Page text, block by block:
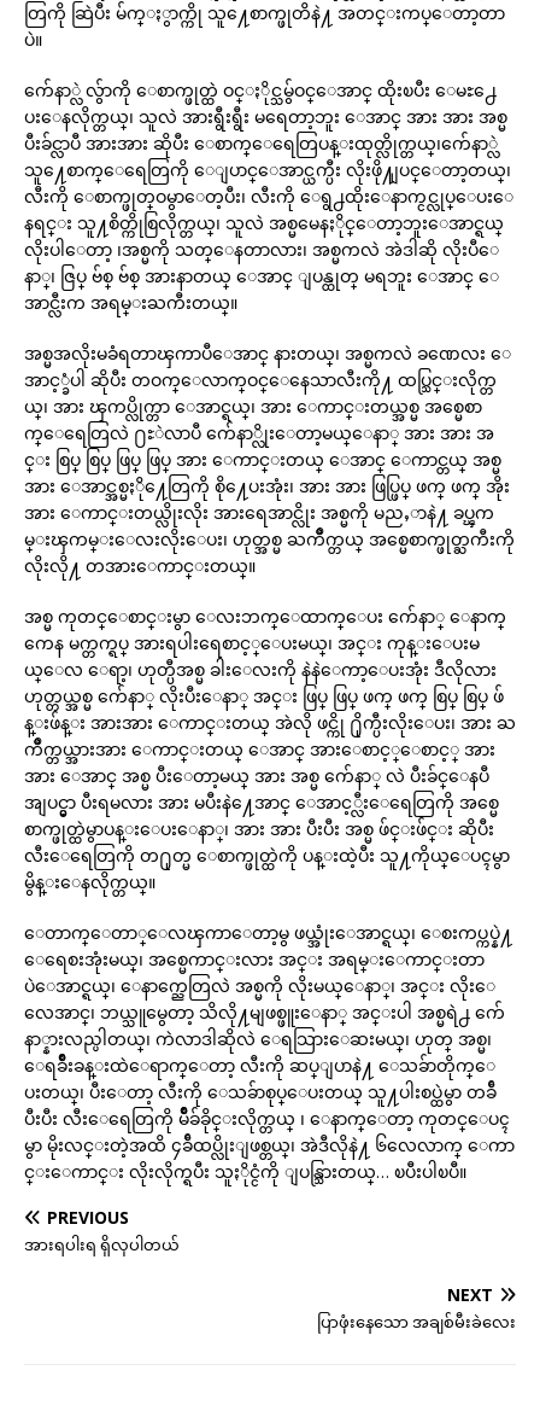
တြကို ဆြဲပီး မ်က္ႏွာက္ကို သူ႔ေစာက္ဖုတိနဲ႔ အတင္းကပ္ေတာ့တာ
ပဲ။
က်ေနာ္လဲ လွ်ာကို ေစာက္ဖုတ္ထဲ ဝင္ႏိုင္သမွ်ဝင္ေအာင္ ထိုးၿပီး ေမႊ႕ေ
ပးေနလိုက္တယ္၊ သူလဲ အားရွီးရွီး မရေတာ့ဘူး ေအာင္ အား အား အစ္မ
ပီးခ်င္လာပီ အားအား ဆိုပီး ေစာက္ေရေတြပန္းထုတ္လိုက္တယ္၊က်ေနာ္လဲ
သူ႔ေစာက္ေရေတြကို ေျပာင္ေအာင္ယက္ပီး လိုးဖို႔ျပင္ေတာ့တယ္၊
လီးကို ေစာက္ဖုတ္ဝမွာေတ့ပီး၊ လီးကို ေရွ႕ထိုးေနာက္ငင္လုပ္ေပးေ
နရင္း သူ႔စိတ္ကိုစြလိုက္တယ္၊ သူလဲ အစ္မမေနႏိုင္ေတာ့ဘူးေအာင္ရယ္
လိုးပါေတာ့ ၊အစ္မကို သတ္ေနတာလား၊ အစ္မကလဲ အဲဒါဆို လိုးပီေ
နာ္၊ ဇြပ္ ဗ်စ္ ဗ်စ္ အားနာတယ္ ေအာင္ ျပန္ထုတ္ မရဘူး ေအာင္ ေ
အာင္လီးက အရမ္းႀကီးတယ္။
အစ္မအလိုးမခံရတာၾကာပီေအာင္ နားတယ္၊ အစ္မကလဲ ခဏေလး ေ
အာင့္ခံပါ ဆိုပီး တဝက္ေလာက္ဝင္ေနေသာလီးကို႔ ထပ္သြင္းလိုက္တ
ယ္၊ အား ၾကပ္လိုက္တာ ေအာင္ရယ္၊ အား ေကာင္းတယ္အစ္မ အစ္မေစာ
က္ေရေတြလဲ ႐ႊဲလာပီ က်ေနာ္လိုးေတာ့မယ္ေနာ္ အား အား အ
င္း စြပ္ စြပ္ ဖြပ္ ဖြပ္ အား ေကာင္းတယ္ ေအာင္ ေကာင္တယ္ အစ္မ
အား ေအာင္အစ္မႏို႔ေတြကို စို႔ေပးအုံး၊ အား အား ဖြပ္ဖြပ္ ဖက္ ဖက္ အိုး
အား ေကာင္းတယ္လိုးလိုး အားရေအာင္လိုး အစ္မကို မညႇာနဲ႔ ခပ္ၾက
မ္းၾကမ္းေလးလိုးေပး၊ ဟုတ္အစ္မ ႀကိဳက္တယ္ အစ္မေစာက္ဖုတ္ႀကီးကို
လိုးလို႔ တအားေကာင္းတယ္။
အစ္မ ကုတင္ေစာင္းမွာ ေလးဘက္ေထာက္ေပး က်ေနာ္ ေနာက္
ကေန မက္တက္ရပ္ အားရပါးရေစာင့္ေပးမယ္၊ အင္း ကုန္းေပးမ
ယ္ေလ ေရာ့၊ ဟုတ္ပီအစ္မ ခါးေလးကို နဲနဲေကာ့ေပးအုံး ဒီလိုလား
ဟုတ္တယ္အစ္မ က်ေနာ္ လိုးပီးေနာ္ အင္း ဖြပ္ ဖြပ္ ဖက္ ဖက္ စြပ္ စြပ္ ဖ်
န္းဖ်န္း အားအား ေကာင္းတယ္ အဲလို ဖင္ကို ႐ိုက္ပီးလိုးေပး၊ အား ႀ
ကိဳက္တယ္အားအား ေကာင္းတယ္ ေအာင္ အားေစာင့္ေစာင့္ အား
အား ေအာင္ အစ္မ ပီးေတာ့မယ္ အား အစ္မ က်ေနာ္ လဲ ပီးခ်င္ေနပီ
အျပင္မွာ ပီးရမလား အား မပီးနဲ႔ေအာင္ ေအာင့္လီးေရေတြကို အစ္မေ
စာက္ဖုတ္ထဲမွာပန္းေပးေနာ္၊ အား အား ပီးပီး အစ္မ ဖ်င္းဖ်င္း ဆိုပီး
လီးေရေတြကို တ႐ုတ္မ ေစာက္ဖုတ္ထဲကို ပန္းထဲ့ပီး သူ႔ကိုယ္ေပၚမွာ
မွိန္းေနလိုက္တယ္။
ေတာက္ေတာ္ေလၾကာေတာ့မွ ဖယ္အုံးေအာင္ရယ္၊ ေစးကပ္ကပ္နဲ႔
ေရေစးအုံးမယ္၊ အစ္မေကာင္းလား အင္း အရမ္းေကာင္းတာ
ပဲေအာင္ရယ္၊ ေနာက္ညေတြလဲ အစ္မကို လိုးမယ္ေနာ္၊ အင္း လိုးေ
လေအာင္၊ ဘယ္သူမွေတာ့ သိလို႔မျဖစ္ဖူးေနာ္ အင္းပါ အစ္မရဲ႕ က်ေ
နာ္နားလည္ပါတယ္၊ ကဲလာဒါဆိုလဲ ေရသြားေဆးမယ္၊ ဟုတ္ အစ္မ၊
ေရခ်ိဳးခန္းထဲေရာက္ေတာ့ လီးကို ဆပ္ျပာနဲ႔ ေသခ်ာတိုက္ေ
ပးတယ္၊ ပီးေတာ့ လီးကို ေသခ်ာစုပ္ေပးတယ္ သူ႔ပါးစပ္ထဲမွာ တခ်ီ
ပီးပီး လီးေရေတြကို မ်ိဳခ်ခိုင္းလိုက္တယ္ ၊ ေနာက္ေတာ့ ကုတင္ေပၚ
မွာ မိုးလင္းတဲ့အထိ ၄ခ်ီထပ္လိုးျဖစ္တယ္၊ အဲဒီလိုနဲ႔ ၆လေလာက္ ေကာ
င္းေကာင္း လိုးလိုက္ရပီး သူႏိုင္ငံကို ျပန္သြားတယ္… ၿပီးပါၿပီ။
PREVIOUS
အားရပါးရ ရှိလှပါတယ်
NEXT
ပြာဖုံးနေသော အချစ်မီးခဲလေး